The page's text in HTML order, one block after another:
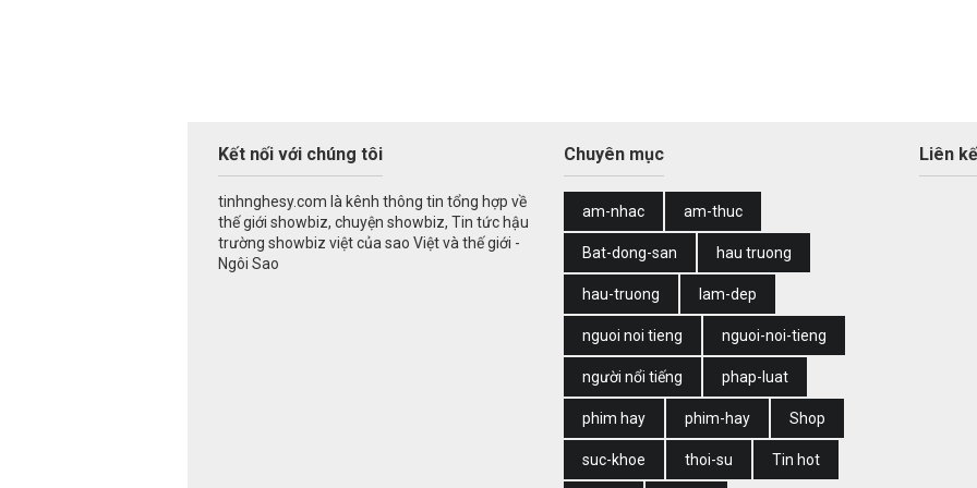
Kết nối với chúng tôi
tinhnghesy.com là kênh thông tin tổng hợp về
thế giới showbiz, chuyện showbiz, Tin tức hậu
trường showbiz việt của sao Việt và thế giới -
Ngôi Sao
Chuyên mục
am-nhac am-thuc
Bat-dong-san hau truong
hau-truong lam-dep
nguoi noi tieng nguoi-noi-tieng
người nổi tiếng phap-luat
phim hay phim-hay Shop
suc-khoe thoi-su Tin hot
Liên